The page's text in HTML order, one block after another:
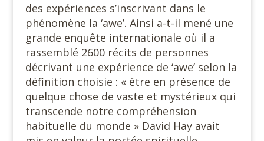
des expériences s’inscrivant dans le
phénomène la ‘awe’. Ainsi a-t-il mené une
grande enquête internationale où il a
rassemblé 2600 récits de personnes
décrivant une expérience de ‘awe’ selon la
définition choisie : « être en présence de
quelque chose de vaste et mystérieux qui
transcende notre compréhension
habituelle du monde » David Hay avait